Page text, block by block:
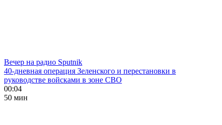
Вечер на радио Sputnik
40-дневная операция Зеленского и перестановки в
руководстве войсками в зоне СВО
00:04
50 мин